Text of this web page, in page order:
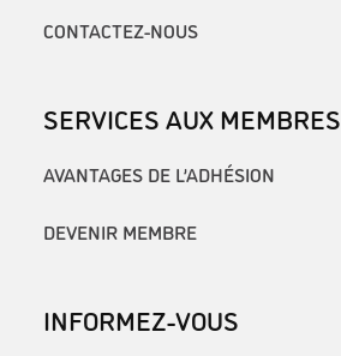
CONTACTEZ-NOUS
SERVICES AUX MEMBRES
AVANTAGES DE L’ADHÉSION
DEVENIR MEMBRE
INFORMEZ-VOUS